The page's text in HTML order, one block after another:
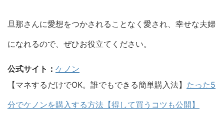
旦那さんに愛想をつかされることなく愛され、幸せな夫婦
になれるので、ぜひお役立てください。
公式サイト： ケノン
【マネするだけでOK。誰でもできる簡単購入法】 たった5
分でケノンを購入する方法【得して買うコツも公開】